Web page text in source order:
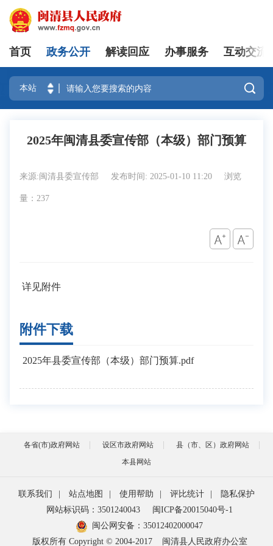
登录
首页 政务公开 解读回应 办事服务 互动交流

2025年闽清县委宣传部（本级）部门预算
来源:闽清县委宣传部 发布时间: 2025-01-10 11:20 浏览
量：237
详见附件
附件下载
2025年县委宣传部（本级）部门预算.pdf
各省(市)政府网站 设区市政府网站
县（市、区）政府网站
本县网站
联系我们 站点地图 使用帮助 评比统计
隐私保护
网站标识码：3501240043
闽ICP备20015040号-1
闽公网安备： 35012402000047
版权所有 Copyright © 2004-2017
闽清县人民政府办公室